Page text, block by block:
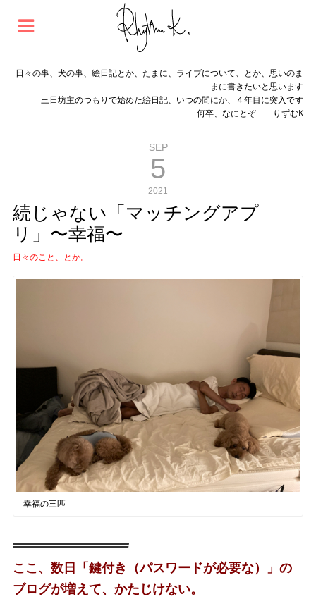
日々の事、犬の事、絵日記とか、たまに、ライブについて、とか、思いのま
まに書きたいと思います
三日坊主のつもりで始めた絵日記、いつの間にか、４年目に突入です
何卒、なにとぞ りずむK
SEP
5
2021
続じゃない「マッチングアプ
リ」〜幸福〜
日々のこと、とか。
幸福の三匹
ここ、数日「鍵付き（パスワードが必要な）」の
ブログが増えて、かたじけない。